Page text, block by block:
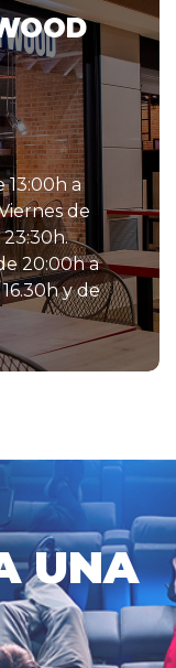
13:00h a
de
23:30h.
20:00h a
y de
UNA